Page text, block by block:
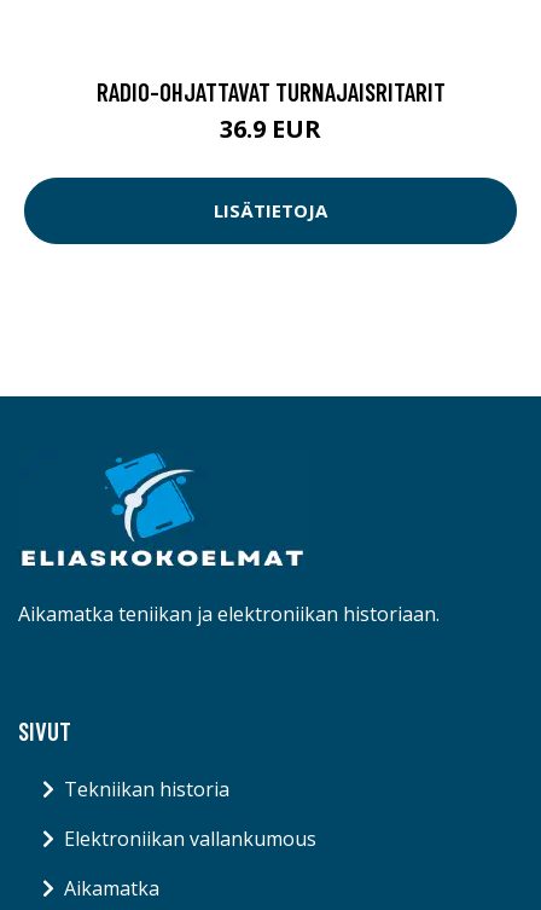
RADIO-OHJATTAVAT TURNAJAISRITARIT
36.9 EUR
LISÄTIETOJA
Aikamatka teniikan ja elektroniikan historiaan.
SIVUT
Tekniikan historia
Elektroniikan vallankumous
Aikamatka